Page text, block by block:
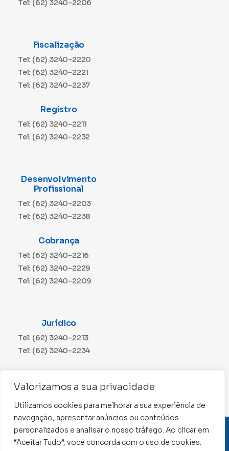
Valorizamos a sua privacidade
Utilizamos cookies para melhorar a sua experiência de
navegação, apresentar anúncios ou conteúdos
personalizados e analisar o nosso tráfego. Ao clicar em
“Aceitar Tudo”, você concorda com o uso de cookies.
Tel: (62) 3240-2206
Fiscalização
Tel: (62) 3240-2220
Tel: (62) 3240-2221
Tel: (62) 3240-2237
Registro
Tel: (62) 3240-2211
Tel: (62) 3240-2232
Desenvolvimento
Profissional
Tel: (62) 3240-2203
Tel: (62) 3240-2238
Cobrança
Tel: (62) 3240-2216
Tel: (62) 3240-2229
Tel: (62) 3240-2209
Jurídico
Tel: (62) 3240-2213
Tel: (62) 3240-2234
Tel: (62) 3240-2230
CNPJ: 01.015.676/0001-11
Conselho Regional de Contabilidade de Goiás 2022 –